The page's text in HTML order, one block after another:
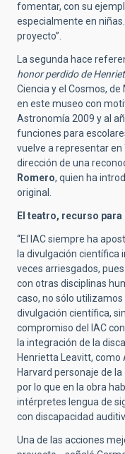
fomentar, con su
especialmente en
proyecto”.
La segunda hace
honor perdido de
Ciencia y el Cosmos,
en este museo con
Astronomía 2009 y al
funciones para
vuelve a representar en
dirección de una
Romero, quien ha
original.
El teatro, recurso
“El IAC siempre ha
la divulgación científica
veces arriesgados,
con otras disciplinas
caso, no sólo
divulgación científica,
compromiso del IAC
la integración de la
Henrietta Leavitt, como
Harvard personaje de
por lo que en la obra
intérpretes lengua de
con discapacidad
Una de las acciones